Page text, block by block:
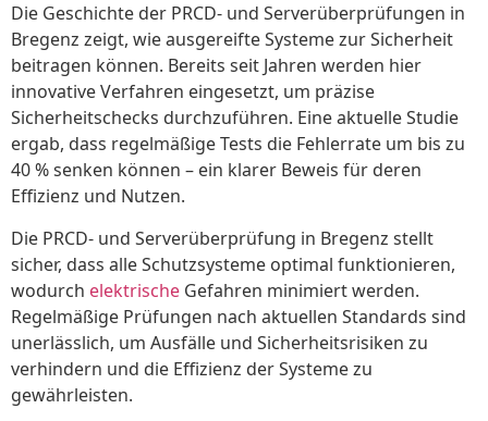
Die Geschichte der PRCD- und Serverüberprüfungen in
Bregenz zeigt, wie ausgereifte Systeme zur Sicherheit
beitragen können. Bereits seit Jahren werden hier
innovative Verfahren eingesetzt, um präzise
Sicherheitschecks durchzuführen. Eine aktuelle Studie
ergab, dass regelmäßige Tests die Fehlerrate um bis zu
40 % senken können – ein klarer Beweis für deren
Effizienz und Nutzen.
Die PRCD- und Serverüberprüfung in Bregenz stellt
sicher, dass alle Schutzsysteme optimal funktionieren,
wodurch elektrische Gefahren minimiert werden.
Regelmäßige Prüfungen nach aktuellen Standards sind
unerlässlich, um Ausfälle und Sicherheitsrisiken zu
verhindern und die Effizienz der Systeme zu
gewährleisten.